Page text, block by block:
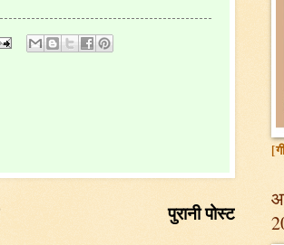
पुरानी पोस्ट